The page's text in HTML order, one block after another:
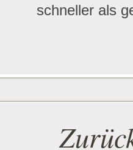
schneller als